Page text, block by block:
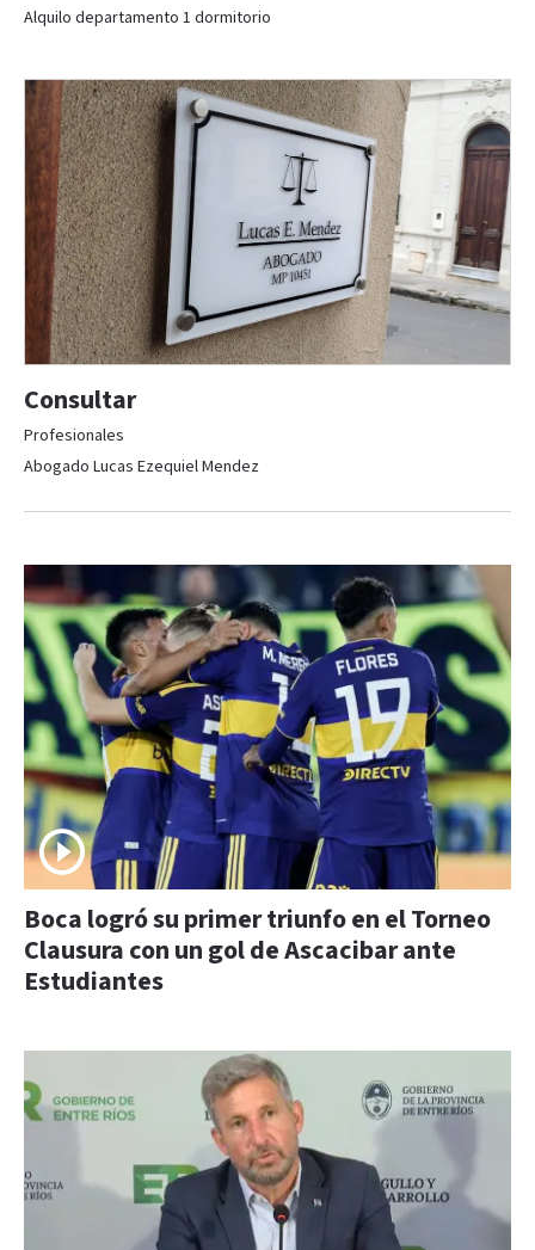
Alquilo departamento 1 dormitorio
Consultar
Profesionales
Abogado Lucas Ezequiel Mendez
Boca logró su primer triunfo en el Torneo
Clausura con un gol de Ascacibar ante
Estudiantes